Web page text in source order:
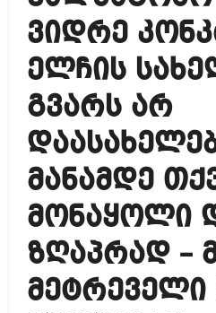
ვიდრე
ელჩის
გვარს არ
მანამდე
მონაყოლი
ზღაპრად –
მეტრეველი